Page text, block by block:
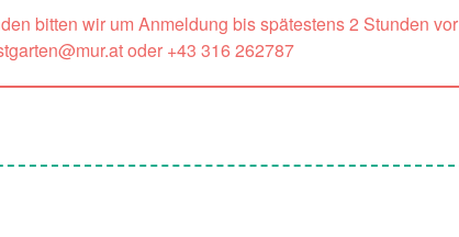
bitten wir um Anmeldung bis spätestens 2 Stunden vor
oder +43 316 262787